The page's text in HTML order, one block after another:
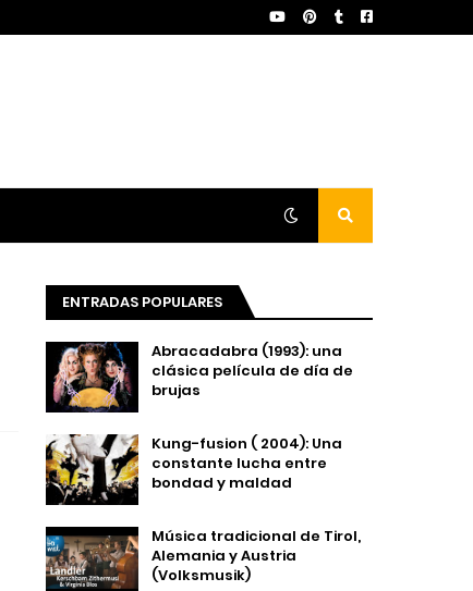
ENTRADAS POPULARES
Abracadabra (1993): una
clásica película de día de
brujas
Kung-fusion ( 2004): Una
constante lucha entre
bondad y maldad
Música tradicional de Tirol,
Alemania y Austria
(Volksmusik)